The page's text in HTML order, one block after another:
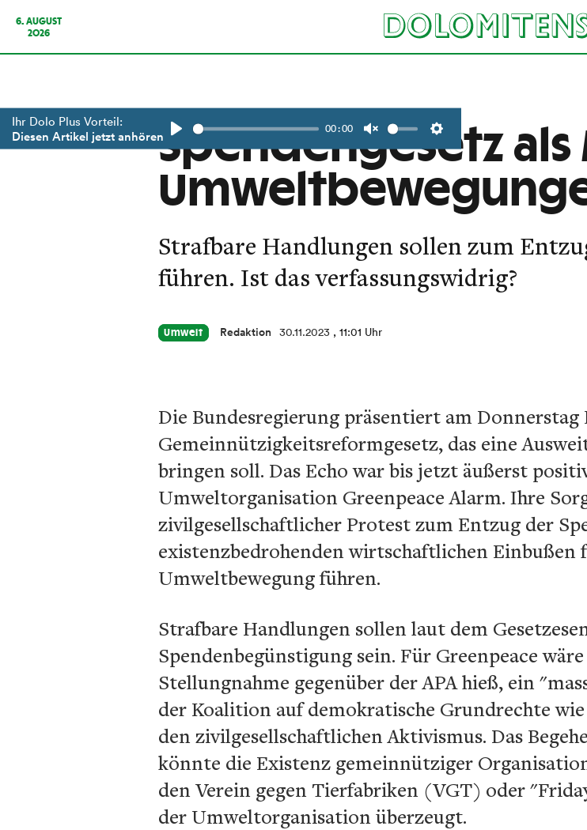
6. AUGUST
2026
Ihr Dolo Plus Vorteil:
Diesen Artikel jetzt anhören
Play
00:00
Unmute Settings
Spendengesetz
Strafbare Handlungen sollen zum
führen. Ist das verfassungswidrig?
Umwelt Redaktion 30.11.2023 , 11:01 Uhr
Die Bundesregierung präsentiert am Donnerstag
Gemeinnützigkeitsreformgesetz, das eine
bringen soll. Das Echo war bis jetzt äußerst
Umweltorganisation Greenpeace Alarm. Ihre
zivilgesellschaftlicher Protest zum Entzug der
existenzbedrohenden wirtschaftlichen Einbußen
Umweltbewegung führen.
Strafbare Handlungen sollen laut dem
Spendenbegünstigung sein. Für Greenpeace
Stellungnahme gegenüber der APA hieß, ein
der Koalition auf demokratische Grundrechte
den zivilgesellschaftlichen Aktivismus. Das
könnte die Existenz gemeinnütziger
den Verein gegen Tierfabriken (VGT) oder
der Umweltorganisation überzeugt.